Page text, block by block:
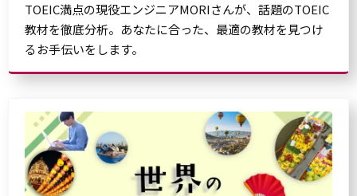
TOEIC満点の現役エンジニアMORIさんが、話題のTOEIC
教材を徹底分析。あなたに合った、最適の教材を見つけ
るお手伝いをします。